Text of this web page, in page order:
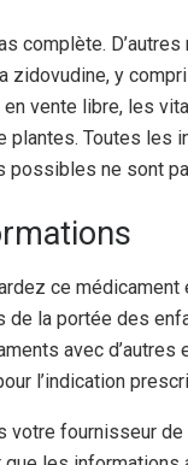
complète.
zidovudine, y
en vente libre, les
plantes. Toutes les
possibles ne sont
ce
de la portée des
avec d’autres
l’indication
votre fournisseur